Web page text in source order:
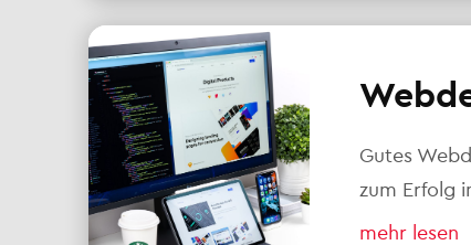
Gutes
zum Erfolg
mehr lesen